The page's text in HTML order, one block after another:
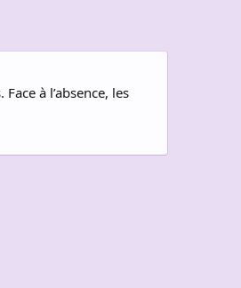
à l’absence, les